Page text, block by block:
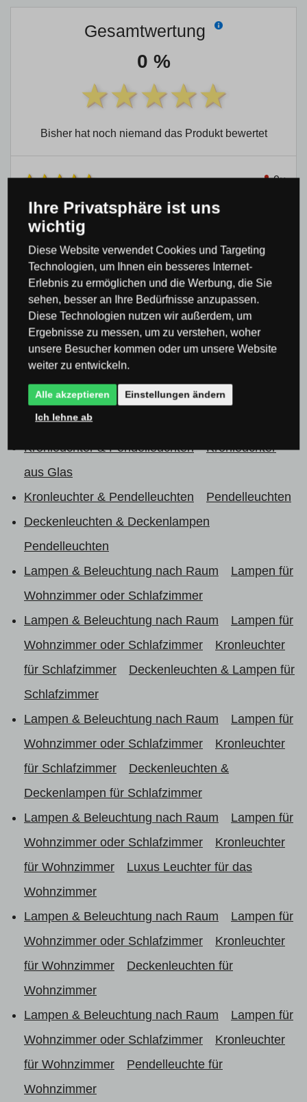
Gesamtwertung
0 %
Bisher hat noch niemand das Produkt bewertet
0×
Produktkategorie
Kronleuchter & Pendelleuchten
Kronleuchter im
klassischen Stil
Kronleuchter & Pendelleuchten
Kronleuchter
aus Glas
Kronleuchter & Pendelleuchten
Pendelleuchten
Deckenleuchten & Deckenlampen
Pendelleuchten
Lampen & Beleuchtung nach Raum
Lampen für
Wohnzimmer oder Schlafzimmer
Lampen & Beleuchtung nach Raum
Lampen für
Wohnzimmer oder Schlafzimmer
Kronleuchter
für Schlafzimmer
Deckenleuchten & Lampen für
Schlafzimmer
Lampen & Beleuchtung nach Raum
Lampen für
Wohnzimmer oder Schlafzimmer
Kronleuchter
für Schlafzimmer
Deckenleuchten &
Deckenlampen für Schlafzimmer
Lampen & Beleuchtung nach Raum
Lampen für
Wohnzimmer oder Schlafzimmer
Kronleuchter
für Wohnzimmer
Luxus Leuchter für das
Wohnzimmer
Lampen & Beleuchtung nach Raum
Lampen für
Wohnzimmer oder Schlafzimmer
Kronleuchter
für Wohnzimmer
Deckenleuchten für
Wohnzimmer
Lampen & Beleuchtung nach Raum
Lampen für
Wohnzimmer oder Schlafzimmer
Kronleuchter
für Wohnzimmer
Pendelleuchte für
Wohnzimmer
Ihre Privatsphäre ist uns
wichtig
Diese Website verwendet Cookies und Targeting
Technologien, um Ihnen ein besseres Internet-
Erlebnis zu ermöglichen und die Werbung, die Sie
sehen, besser an Ihre Bedürfnisse anzupassen.
Diese Technologien nutzen wir außerdem, um
Ergebnisse zu messen, um zu verstehen, woher
unsere Besucher kommen oder um unsere Website
weiter zu entwickeln.
Alle akzeptieren Einstellungen ändern
Ich lehne ab